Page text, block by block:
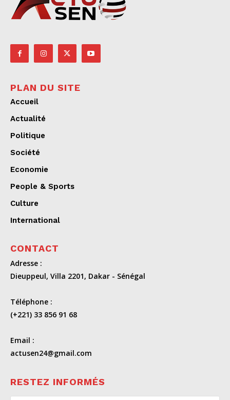
PLAN DU SITE
Accueil
Actualité
Politique
Société
Economie
People & Sports
Culture
International
CONTACT
Adresse :
Dieuppeul, Villa 2201, Dakar - Sénégal
Téléphone :
(+221) 33 856 91 68
Email :
actusen24@gmail.com
RESTEZ INFORMÉS